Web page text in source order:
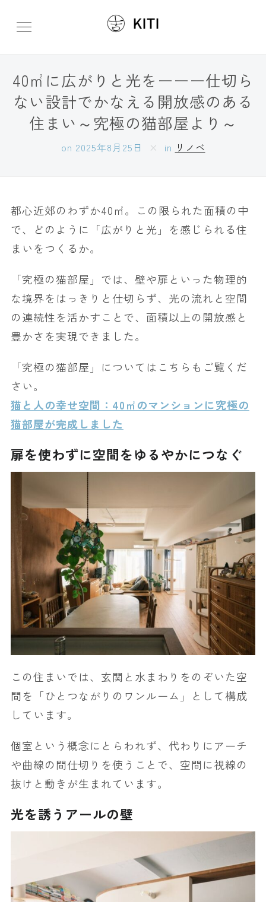
40㎡に広がりと光をーーー仕切ら
ない設計でかなえる開放感のある
住まい～究極の猫部屋より～
on 2025年8月25日 in リノベ
都心近郊のわずか40㎡。この限られた面積の中
で、どのように「広がりと光」を感じられる住
まいをつくるか。
「究極の猫部屋」では、壁や扉といった物理的
な境界をはっきりと仕切らず、光の流れと空間
の連続性を活かすことで、面積以上の開放感と
豊かさを実現できました。
「究極の猫部屋」についてはこちらもご覧くだ
さい。
猫と人の幸せ空間：40㎡のマンションに究極の
猫部屋が完成しました
扉を使わずに空間をゆるやかにつなぐ
この住まいでは、玄関と水まわりをのぞいた空
間を「ひとつながりのワンルーム」として構成
しています。
個室という概念にとらわれず、代わりにアーチ
や曲線の間仕切りを使うことで、空間に視線の
抜けと動きが生まれています。
光を誘うアールの壁